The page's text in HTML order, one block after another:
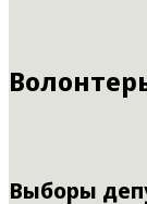
Выборы